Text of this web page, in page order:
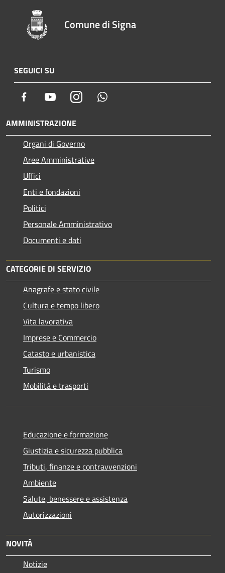
Comune di Signa
SEGUICI SU
Facebook YoutubeInstagram
AMMINISTRAZIONE
Organi di Governo
Aree Amministrative
Uffici
Enti e fondazioni
Politici
Personale Amministrativo
Documenti e dati
CATEGORIE DI SERVIZIO
Anagrafe e stato civile
Cultura e tempo libero
Vita lavorativa
Imprese e Commercio
Catasto e urbanistica
Turismo
Mobilità e trasporti
Educazione e formazione
Giustizia e sicurezza pubblica
Tributi, finanze e contravvenzioni
Ambiente
Salute, benessere e assistenza
Autorizzazioni
NOVITÀ
Notizie